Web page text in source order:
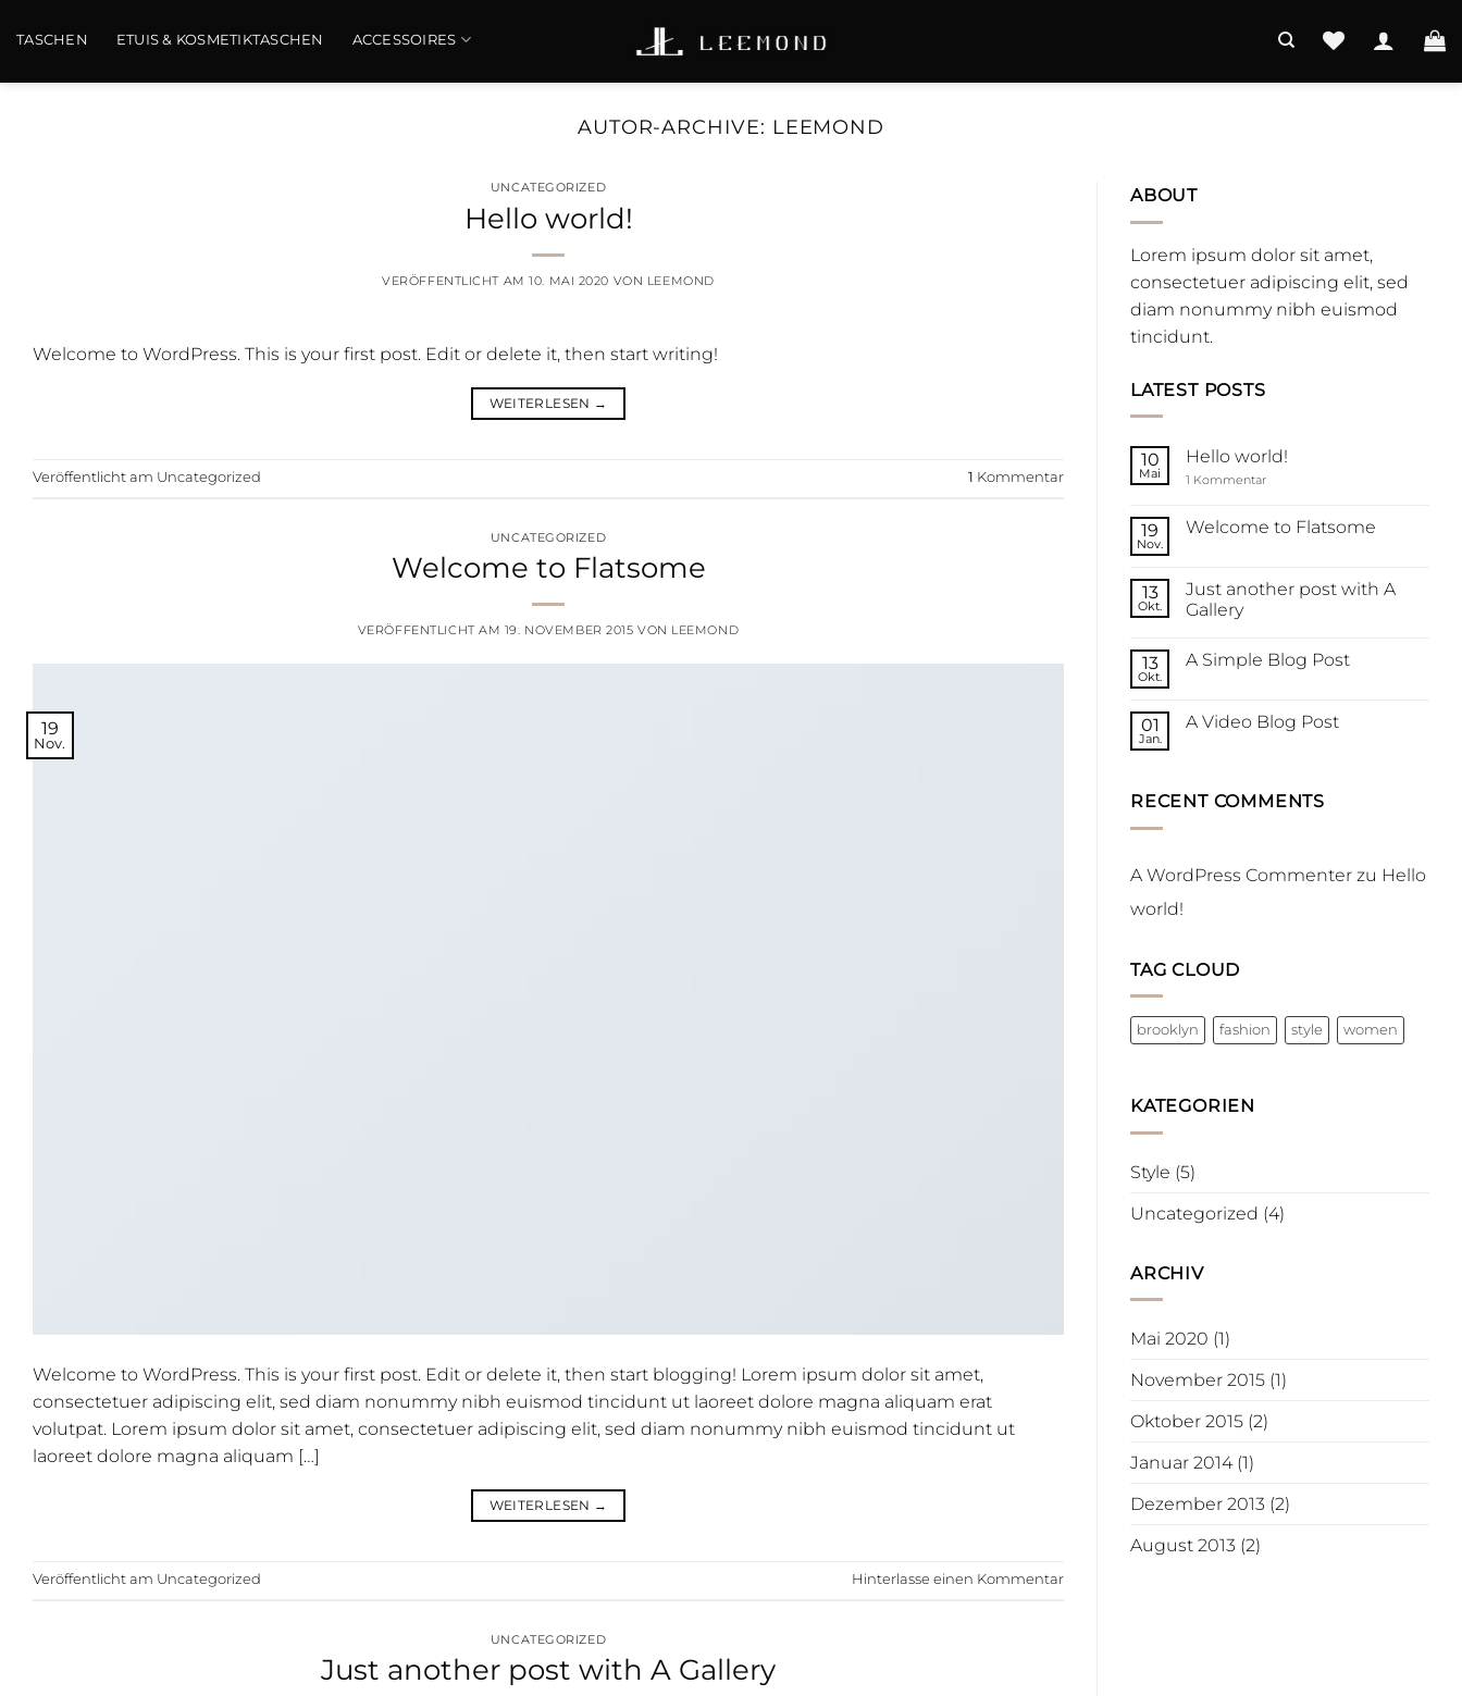
Inhalt
TASCHEN ETUIS & KOSMETIKTASCHEN ACCESSOIRES
AUTOR-ARCHIVE: LEEMOND
UNCATEGORIZED
Hello world!
VERÖFFENTLICHT AM10. MAI 2020 VON LEEMOND
Welcome to WordPress. This is your first post. Edit or delete it, then start writing!
WEITERLESEN →
Veröffentlicht am Uncategorized 1 Kommentar
UNCATEGORIZED
Welcome to Flatsome
VERÖFFENTLICHT AM 19. NOVEMBER 2015 VON LEEMOND
19
Nov.
Welcome to WordPress. This is your first post. Edit or delete it, then start blogging! Lorem ipsum dolor sit amet,
consectetuer adipiscing elit, sed diam nonummy nibh euismod tincidunt ut laoreet dolore magna aliquam erat
volutpat. Lorem ipsum dolor sit amet, consectetuer adipiscing elit, sed diam nonummy nibh euismod tincidunt ut
laoreet dolore magna aliquam […]
WEITERLESEN →
Veröffentlicht am Uncategorized Hinterlasse einen Kommentar
UNCATEGORIZED
Just another post with A Gallery
ABOUT
Lorem ipsum dolor sit amet,
consectetuer adipiscing elit, sed
diam nonummy nibh euismod
tincidunt.
LATEST POSTS
10
Mai
Hello world!
1 Kommentarzu
19
Nov.
Welcome to Flatsome
Welcome
to
Flatsome
13
Okt.
Just another post with A
Gallery
zu
with
A
13
Okt.
A Simple Blog Post
A
01
Jan.
A Video Blog Post
Video
RECENT COMMENTS
A WordPress Commenter zu Hello
world!
TAG CLOUD
brooklyn fashion style women
KATEGORIEN
Style (5)
Uncategorized (4)
ARCHIV
Mai 2020 (1)
November 2015 (1)
Oktober 2015 (2)
Januar 2014(1)
Dezember 2013 (2)
August 2013 (2)